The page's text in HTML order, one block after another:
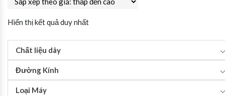
Hiển thị kết quả duy nhất
Chất liệu dây
Đường Kính
Loại Máy